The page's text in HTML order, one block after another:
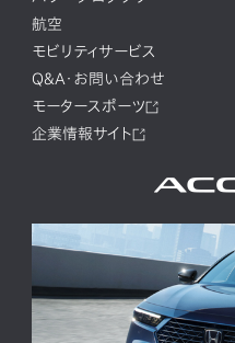
航空
モビリティサービス
Q&A・お問い合わせ
モータースポーツ
企業情報サイト